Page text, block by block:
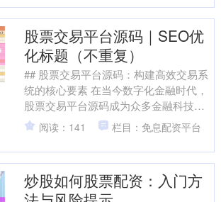
股票交易平台源码｜SEO优
化标题（不重复）
## 股票交易平台源码：构建高效交易系
统的核心要素 在当今数字化金融时代，
股票交易平台源码成为众多金融科技企
业和个人开发者关注的焦点。一个优秀
的股票交易平台源码....
阅读：141 栏目：免息配资平台
炒股如何股票配资：入门方